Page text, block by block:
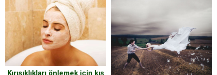
Kırışıklıkları önlemek için kış